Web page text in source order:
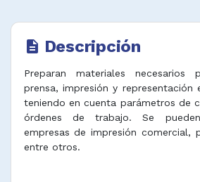
description Descripción
Preparan materiales necesarios
prensa, impresión y representación
teniendo en cuenta parámetros de
órdenes de trabajo. Se
empresas de impresión comercial,
entre otros.